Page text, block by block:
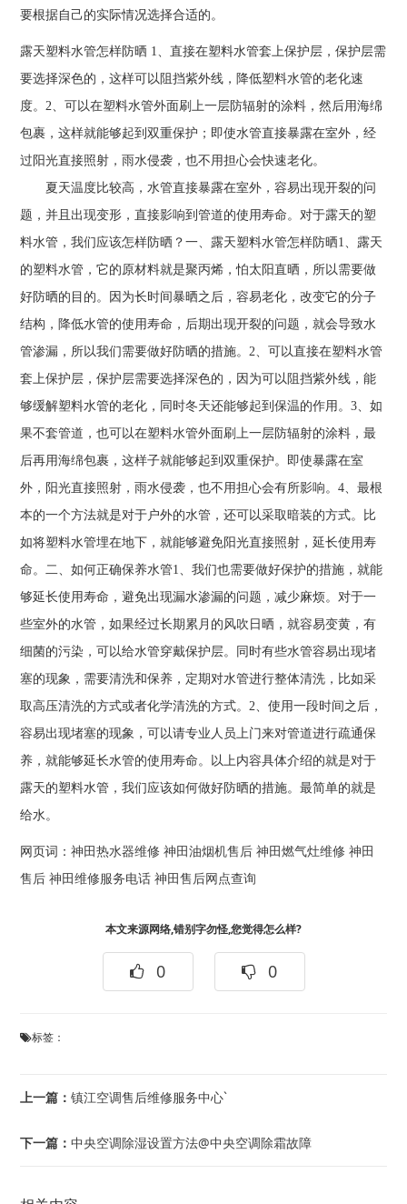
要根据自己的实际情况选择合适的。
露天塑料水管怎样防晒 1、直接在塑料水管套上保护层，保护层需
要选择深色的，这样可以阻挡紫外线，降低塑料水管的老化速
度。2、可以在塑料水管外面刷上一层防辐射的涂料，然后用海绵
包裹，这样就能够起到双重保护；即使水管直接暴露在室外，经
过阳光直接照射，雨水侵袭，也不用担心会快速老化。
夏天温度比较高，水管直接暴露在室外，容易出现开裂的问
题，并且出现变形，直接影响到管道的使用寿命。对于露天的塑
料水管，我们应该怎样防晒？一、露天塑料水管怎样防晒1、露天
的塑料水管，它的原材料就是聚丙烯，怕太阳直晒，所以需要做
好防晒的目的。因为长时间暴晒之后，容易老化，改变它的分子
结构，降低水管的使用寿命，后期出现开裂的问题，就会导致水
管渗漏，所以我们需要做好防晒的措施。2、可以直接在塑料水管
套上保护层，保护层需要选择深色的，因为可以阻挡紫外线，能
够缓解塑料水管的老化，同时冬天还能够起到保温的作用。3、如
果不套管道，也可以在塑料水管外面刷上一层防辐射的涂料，最
后再用海绵包裹，这样子就能够起到双重保护。即使暴露在室
外，阳光直接照射，雨水侵袭，也不用担心会有所影响。4、最根
本的一个方法就是对于户外的水管，还可以采取暗装的方式。比
如将塑料水管埋在地下，就能够避免阳光直接照射，延长使用寿
命。二、如何正确保养水管1、我们也需要做好保护的措施，就能
够延长使用寿命，避免出现漏水渗漏的问题，减少麻烦。对于一
些室外的水管，如果经过长期累月的风吹日晒，就容易变黄，有
细菌的污染，可以给水管穿戴保护层。同时有些水管容易出现堵
塞的现象，需要清洗和保养，定期对水管进行整体清洗，比如采
取高压清洗的方式或者化学清洗的方式。2、使用一段时间之后，
容易出现堵塞的现象，可以请专业人员上门来对管道进行疏通保
养，就能够延长水管的使用寿命。以上内容具体介绍的就是对于
露天的塑料水管，我们应该如何做好防晒的措施。最简单的就是
给水。
网页词：神田热水器维修 神田油烟机售后 神田燃气灶维修 神田
售后 神田维修服务电话 神田售后网点查询
本文来源网络,错别字勿怪,您觉得怎么样?
0 0
标签：
上一篇：镇江空调售后维修服务中心`
下一篇：中央空调除湿设置方法@中央空调除霜故障